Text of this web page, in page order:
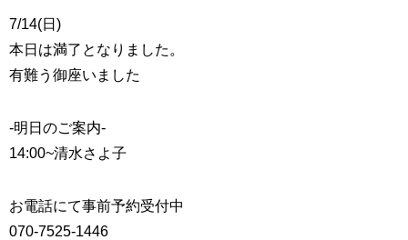
7/14(日)
本日は満了となりました。
有難う御座いました
-明日のご案内-
14:00~清水さよ子
お電話にて事前予約受付中
070-7525-1446